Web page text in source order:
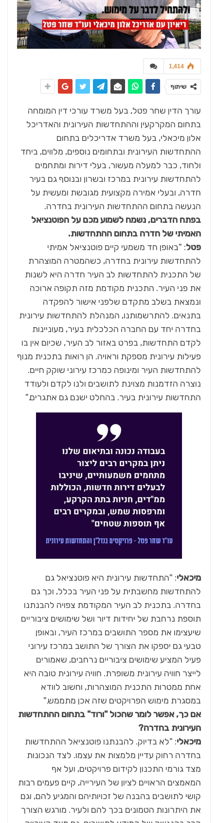
1,414
שיתוף
עורך הדין שחר פטל, בעל משרד עורכי דין המומחה
בתחום המקרקעין וההתחדשות העירונית והאדריכל
אלון מיכאלי, בעל משרד אדריכלים בתחום
ההתחדשות העירונית ובתחומים נוספים, מלווים, ביחד
ולחוד, כבר למעלה מעשור, בעלי דירות ומתחמים
להתחדשות עירונית במרכז ובשרון ובנוסף גם בעיר
חדרה, ובעלי אמירה מקצועית מגובשת ומעשית על
הנעשה בתחום ההתחדשות העירונית בחדרה.
בפתח הדברים, נשמח לשמוע מכם על הפוטנציאל
האמיתי של חדרה בתחום ההתחדשות.
פטל: "באופן חד משמעי קיים פוטנציאל אמיתי
להתחדשות עירונית בחדרה, כשהמטרה המוצהרת
של התכנית להתחדשות לב העיר חדרה היא לשנות
את פני העיר. התכנית מקודמת מזה תקופה ארוכה
ונמצאת בשלב מתקדם שלפני אישור להפקדה
בתנאים. להתרשמותנו, המנהלת להתחדשות עירונית
בחדרה יחד עם החברה הכלכלית בעיר, מעוניינות
לקדם התחדשות, בפרט באזור לב העיר, שכיום אין בו
פעילות עירונית מספקת וראויה. הן רואות בתכנית מנוף
להתחדשות העיר ומינופה כמרכז עירוני שוקק חיים.
נוצרה הזדמנות מצוינת לתושבים ולנו לקדם ולעודד
התחדשות עירונית בעיר. בהחלט ישנם גם אתגרים."
מיכאלי: "התחדשות עירונית היא פוטנציאל גם
להתחדשות מחשבתית על פני העיר בכלל, וכך גם
בחדרה. בתכנית לב העיר המקודמת צפויה להבנתנו
תוספת נרחבת של יחידות דיור ושל שימושים ציבוריים
שיעצימו את מספר התושבים במרכז העיר, ובאופן
טבעי גם יספקו את הצורך של התושב במרכז עירוני
פעיל המציע שימושים ציבוריים נרחבים, שאמורים
לייצר חוויה עירונית משופרת. חוויה עירונית טובה היא
אחת ממטרות התכנית המוצהרות, וחשוב לוודא
במסגרת מימוש הפרויקטים שזה אכן מתממש."
אם כך, אפשר לומר שהכול "ורוד" בתחום ההתחדשות
העירונית בחדרה?
מיכאלי: "לא בדיוק. להבנתנו פוטנציאל ההתחדשות
בחדרה רחוק עדיין מלמצות את עצמו. לצד הנכונות
מצד גורמי התכנון לקידום פרויקטים, ועל אף
המאמצים הראויים לציון של העירייה, קיים פעמים רבות
קושי לתושבים בהבנה של זכויותיהם והמגיע להם, וגם
את היתרונות הטמונים בכך להם ולעיר. מורגש הצורך